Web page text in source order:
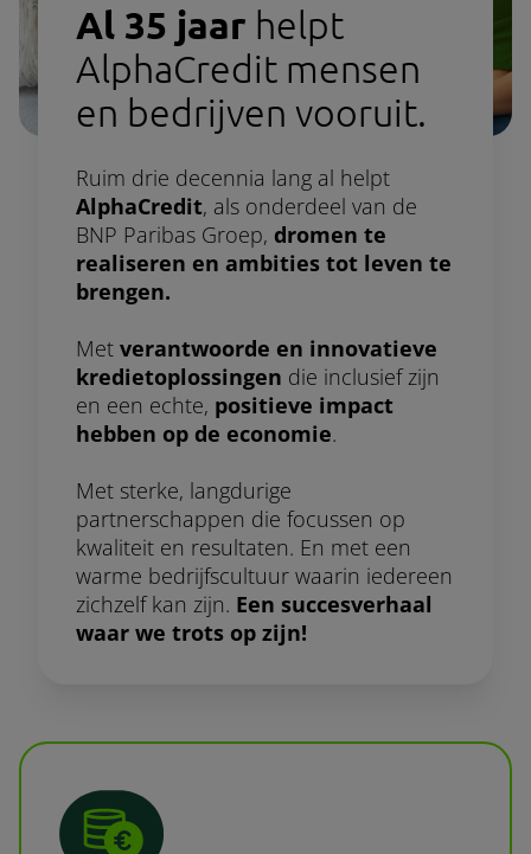
Al 35 jaar helpt
AlphaCredit mensen
en bedrijven vooruit.
Ruim drie decennia lang al helpt
AlphaCredit, als onderdeel van de
BNP Paribas Groep, dromen te
realiseren en ambities tot leven te
brengen.
Met verantwoorde en innovatieve
kredietoplossingen die inclusief zijn
en een echte, positieve impact
hebben op de economie.
Met sterke, langdurige
partnerschappen die focussen op
kwaliteit en resultaten. En met een
warme bedrijfscultuur waarin iedereen
zichzelf kan zijn. Een succesverhaal
waar we trots op zijn!